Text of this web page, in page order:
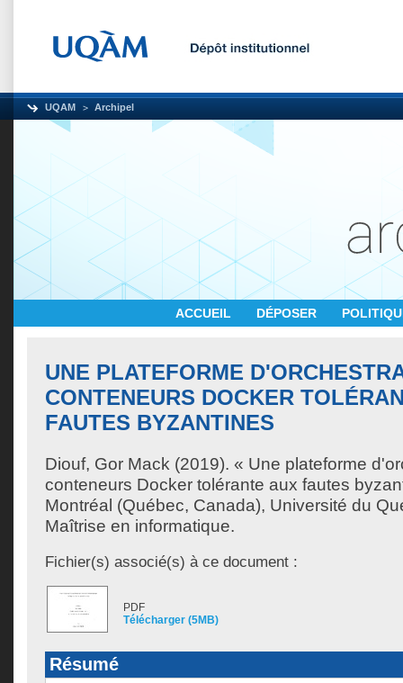
UQAM Archipel
ACCUEIL DÉPOSER
UNE PLATEFORME
CONTENEURS DOCKER
FAUTES BYZANTINES
Diouf, Gor Mack (2019). « Une plateforme
conteneurs Docker tolérante aux fautes
Montréal (Québec, Canada), Université du
Maîtrise en informatique.
Fichier(s) associé(s) à ce document :
PDF
Télécharger (5MB)
Résumé